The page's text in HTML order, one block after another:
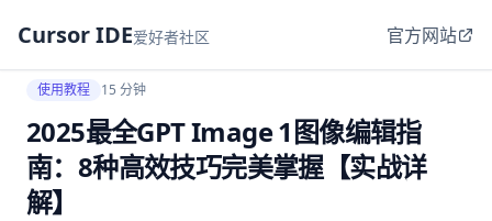
Cursor IDE爱好者社区 官方网站
使用教程 15 分钟
2025最全GPT Image 1图像编辑指
南：8种高效技巧完美掌握【实战详
解】